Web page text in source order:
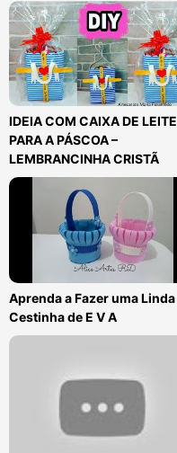
IDEIA COM CAIXA DE LEITE
PARA A PÁSCOA –
LEMBRANCINHA CRISTÃ
Aprenda a Fazer uma Linda
Cestinha de E V A